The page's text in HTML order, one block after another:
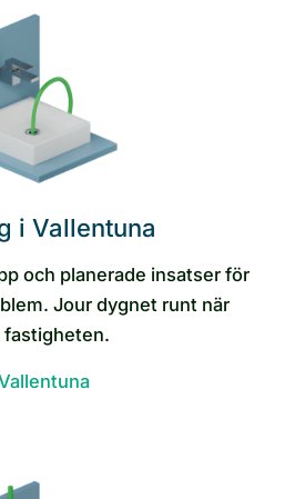
i Vallentuna
och planerade insatser för
Jour dygnet runt när
fastigheten.